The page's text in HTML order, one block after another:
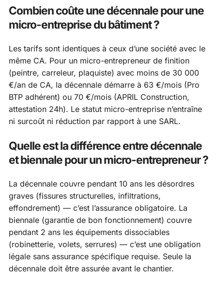
Combien coûte une décennale pour une
micro-entreprise du bâtiment ?
Les tarifs sont identiques à ceux d’une société avec le
même CA. Pour un micro-entrepreneur de finition
(peintre, carreleur, plaquiste) avec moins de 30 000
€/an de CA, la décennale démarre à 63 €/mois (Pro
BTP adhérent) ou 70 €/mois (APRIL Construction,
attestation 24h). Le statut micro-entreprise n’entraîne
ni surcoût ni réduction par rapport à une SARL.
Quelle est la différence entre décennale
et biennale pour un micro-entrepreneur ?
La décennale couvre pendant 10 ans les désordres
graves (fissures structurelles, infiltrations,
effondrement) — c’est l’assurance obligatoire. La
biennale (garantie de bon fonctionnement) couvre
pendant 2 ans les équipements dissociables
(robinetterie, volets, serrures) — c’est une obligation
légale sans assurance spécifique requise. Seule la
décennale doit être assurée avant le chantier.